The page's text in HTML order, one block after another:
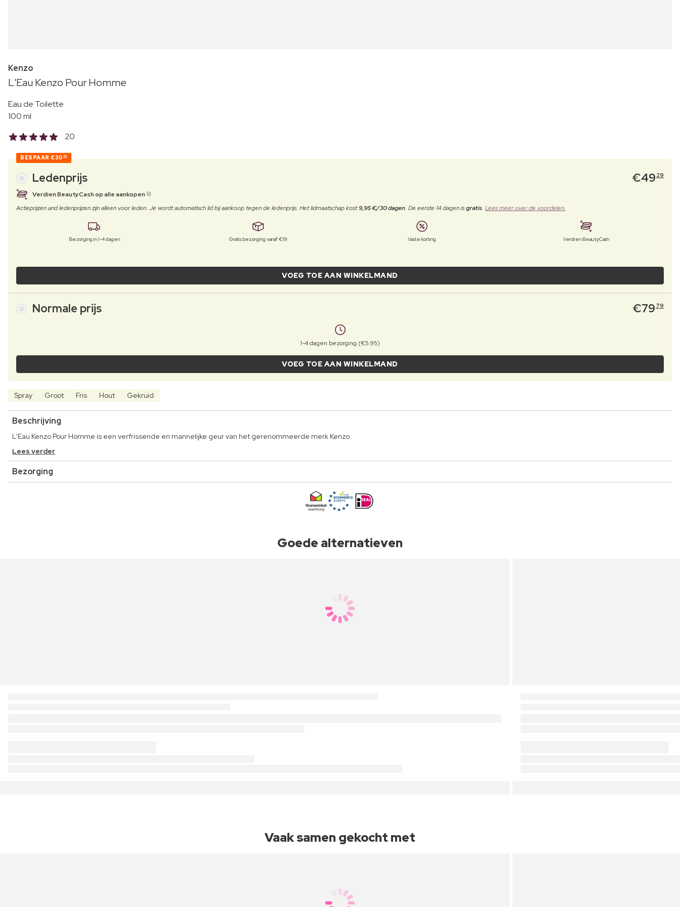
Kenzo
L'Eau Kenzo Pour Homme
Eau de Toilette
100 ml
20
BESPAAR €30 50
Ledenprijs €49 29
Verdien BeautyCash op alle aankopen
Actieprijzen and ledenprijzen zijn alleen voor leden. Je wordt automatisch lid bij aankoop tegen de ledenprijs. Het lidmaatschap kost9,95 €/30 dagen. De eerste 14 dagen isgratis. Lees meer over de voordelen.
Bezorging in 1-4 dagen Gratis bezorging vanaf €19 Vaste korting Verdien BeautyCash
VOEG TOE AAN WINKELMAND
Normale prijs €79 79
1-4 dagen bezorging (€5.95)
VOEG TOE AAN WINKELMAND
Spray Groot Fris Hout Gekruid
Beschrijving
L'Eau Kenzo Pour Homme is een verfrissende en mannelijke geur van het gerenommeerde merk Kenzo.
Lees verder
Bezorging
Goede alternatieven
Vaak samen gekocht met